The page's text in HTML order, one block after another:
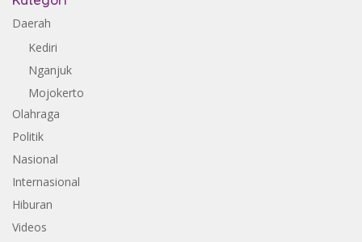
Daerah
Kediri
Nganjuk
Mojokerto
Olahraga
Politik
Nasional
Internasional
Hiburan
Videos